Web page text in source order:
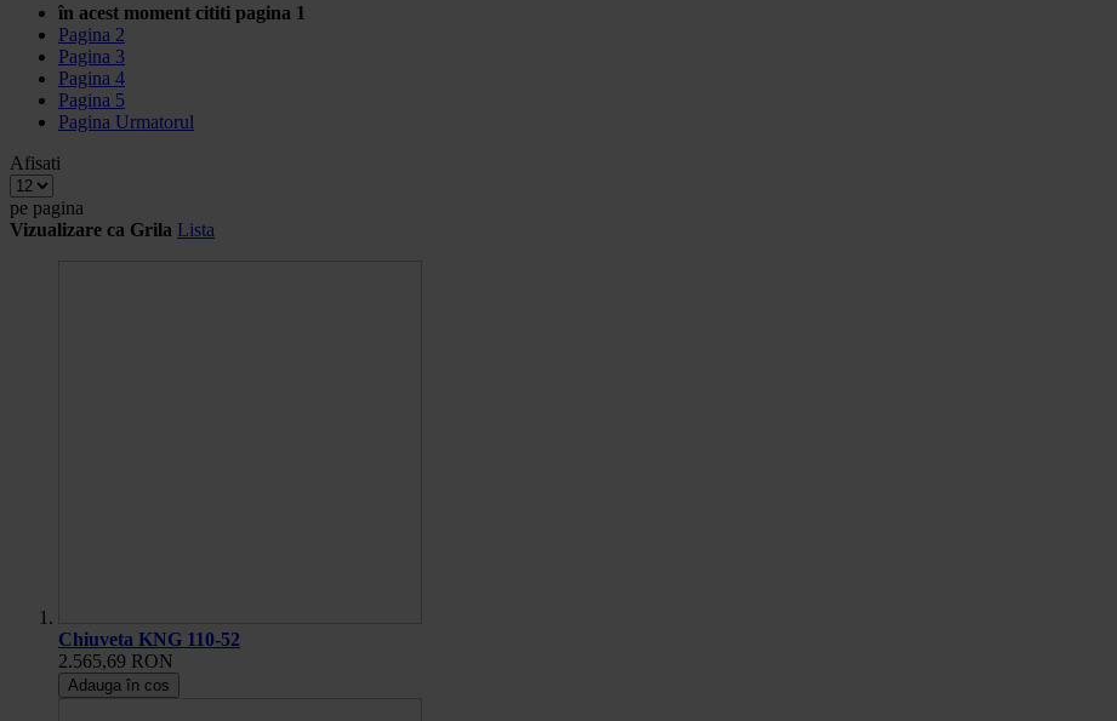
în acest moment cititi pagina 1
Pagina 2
Pagina 3
Pagina 4
Pagina 5
Pagina Urmatorul
Afisati
pe pagina
Vizualizare ca Grila Lista
Chiuveta KNG 110-52
2.565,69 RON
Adauga în cos